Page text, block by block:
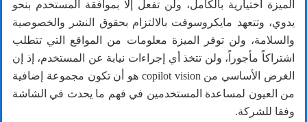
الميزة اختيارية بالكامل، ولن تفعل إلا بموافقة المستخدم بنحو
يدوي، وتتعهد مايكروسوفت بالالتزام بحقوق النشر والخصوصية
والسلامة، ولن توفر الميزة معلومات من المواقع التي تتطلب
اشتراكاً مأجوراً، ولن تتخذ أي إجراءات نيابة عن المستخدم، إذ إن
الغرض الأساسي من copilot vision هو أن تكون مجموعة إضافية
من العيون لمساعدة المستخدمين في فهم ما يحدث في الشاشة
وفقا للشركة.